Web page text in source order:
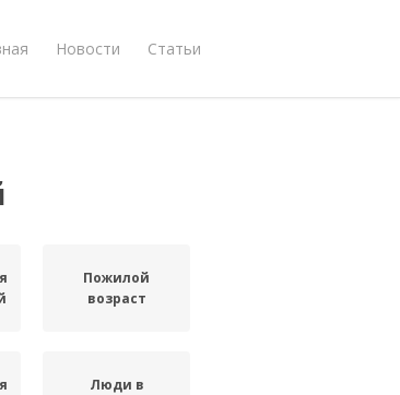
Новости Статьи
Пожилой
возраст
Люди в